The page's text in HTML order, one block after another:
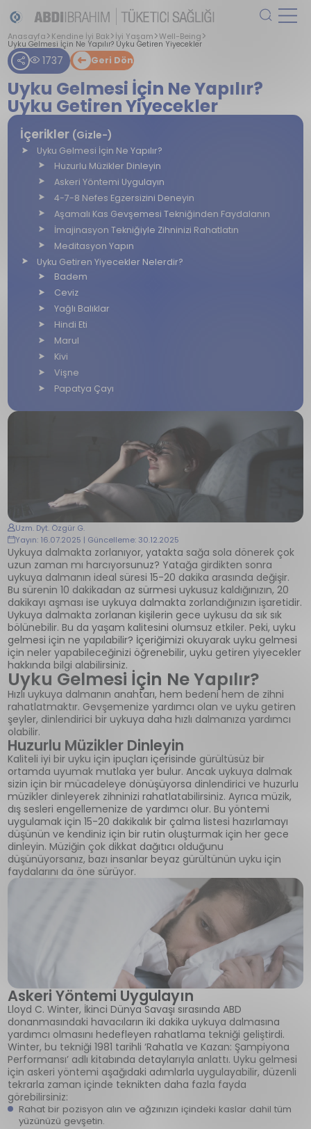
Anasayfa Kendine İyi Bak İyi Yaşam Well-Being
Uyku Gelmesi İçin Ne Yapılır? Uyku Getiren Yiyecekler
1737 Geri Dön
Uyku Gelmesi İçin Ne Yapılır?
Uyku Getiren Yiyecekler
Uzm. Dyt. Özgür G.
Yayın: 16.07.2025 | Güncelleme: 30.12.2025
Uykuya dalmakta zorlanıyor, yatakta sağa sola dönerek çok
uzun zaman mı harcıyorsunuz? Yatağa girdikten sonra
uykuya dalmanın ideal süresi 15-20 dakika arasında değişir.
Bu sürenin 10 dakikadan az sürmesi uykusuz kaldığınızın, 20
dakikayı aşması ise uykuya dalmakta zorlandığınızın işaretidir.
Uykuya dalmakta zorlanan kişilerin gece uykusu da sık sık
bölünebilir. Bu da yaşam kalitesini olumsuz etkiler. Peki, uyku
gelmesi için ne yapılabilir? İçeriğimizi okuyarak uyku gelmesi
için neler yapabileceğinizi öğrenebilir, uyku getiren yiyecekler
hakkında bilgi alabilirsiniz.
Uyku Gelmesi İçin Ne Yapılır?
Hızlı uykuya dalmanın anahtarı, hem bedeni hem de zihni
rahatlatmaktır. Gevşemenize yardımcı olan ve uyku getiren
şeyler, dinlendirici bir uykuya daha hızlı dalmanıza yardımcı
olabilir.
Huzurlu Müzikler Dinleyin
Kaliteli iyi bir uyku için ipuçları içerisinde gürültüsüz bir
ortamda uyumak mutlaka yer bulur. Ancak uykuya dalmak
sizin için bir mücadeleye dönüşüyorsa dinlendirici ve huzurlu
müzikler dinleyerek zihninizi rahatlatabilirsiniz. Ayrıca müzik,
dış sesleri engellemenize de yardımcı olur. Bu yöntemi
uygulamak için 15-20 dakikalık bir çalma listesi hazırlamayı
düşünün ve kendiniz için bir rutin oluşturmak için her gece
dinleyin. Müziğin çok dikkat dağıtıcı olduğunu
düşünüyorsanız, bazı insanlar beyaz gürültünün uyku için
faydalarını da öne sürüyor.
Askeri Yöntemi Uygulayın
Lloyd C. Winter, İkinci Dünya Savaşı sırasında ABD
donanmasındaki havacıların iki dakika uykuya dalmasına
yardımcı olmasını hedefleyen rahatlama tekniği geliştirdi.
Winter, bu tekniği 1981 tarihli ‘Rahatla ve Kazan: Şampiyona
Performansı’ adlı kitabında detaylarıyla anlattı. Uyku gelmesi
için askeri yöntemi aşağıdaki adımlarla uygulayabilir, düzenli
tekrarla zaman içinde teknikten daha fazla fayda
görebilirsiniz:
Rahat bir pozisyon alın ve ağzınızın içindeki kaslar dahil tüm
yüzünüzü gevşetin.
İçerikler (Gizle-)
Uyku Gelmesi İçin Ne Yapılır?
Huzurlu Müzikler Dinleyin
Askeri Yöntemi Uygulayın
4-7-8 Nefes Egzersizini Deneyin
Aşamalı Kas Gevşemesi Tekniğinden Faydalanın
İmajinasyon Tekniğiyle Zihninizi Rahatlatın
Meditasyon Yapın
Uyku Getiren Yiyecekler Nelerdir?
Badem
Ceviz
Yağlı Balıklar
Hindi Eti
Marul
Kivi
Vişne
Papatya Çayı